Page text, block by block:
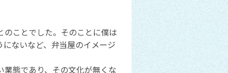
ことでした。そのことに僕は
ないなど、弁当屋のイメージ
態であり、その文化が無くな